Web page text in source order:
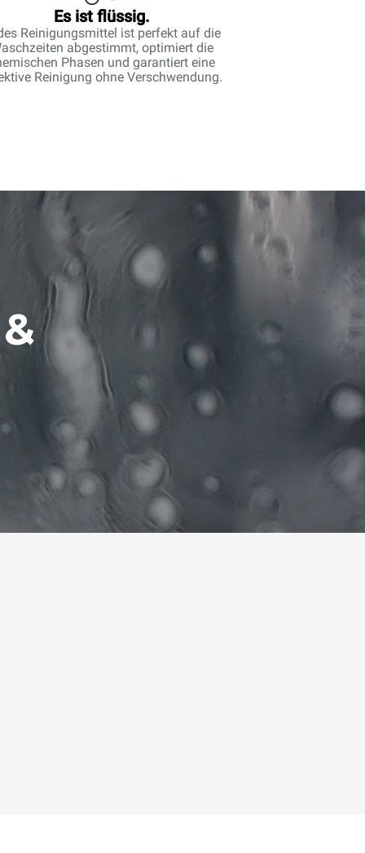
Es ist flüssig.
Reinigungsmittel ist perfekt auf die
abgestimmt, optimiert die
Phasen und garantiert eine
Reinigung ohne Verschwendung.